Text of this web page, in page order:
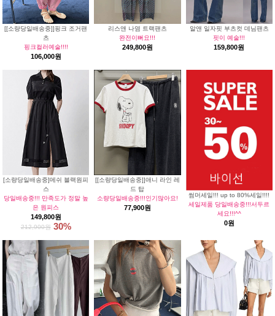
[[소량당일배송중]]핑크 조거팬
츠
핑크컬러예술!!!!
106,000원
리스앤 나염 트랙팬츠
완전이뻐요!!!
249,800원
알앤 일자핏 부츠컷 데님팬츠
핏이 예술!!!
159,800원
[소량당일배송중]메쉬 블랙원피
스
당일배송중!!! 만족도가 정말 높
은 원피스
149,800원
212,900원 30%
[[소량당일배송중]]애니 라인 레
드 탑
소량당일배송중!!!인기많아요!
77,900원
썸머세일!!! up to 80%세일!!!!
세일제품 당일배송중!!!서두르
세요!!!^^
0원